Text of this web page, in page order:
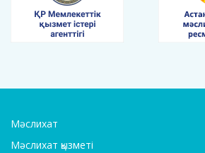
Мәслихат
Мәслихат қызметі